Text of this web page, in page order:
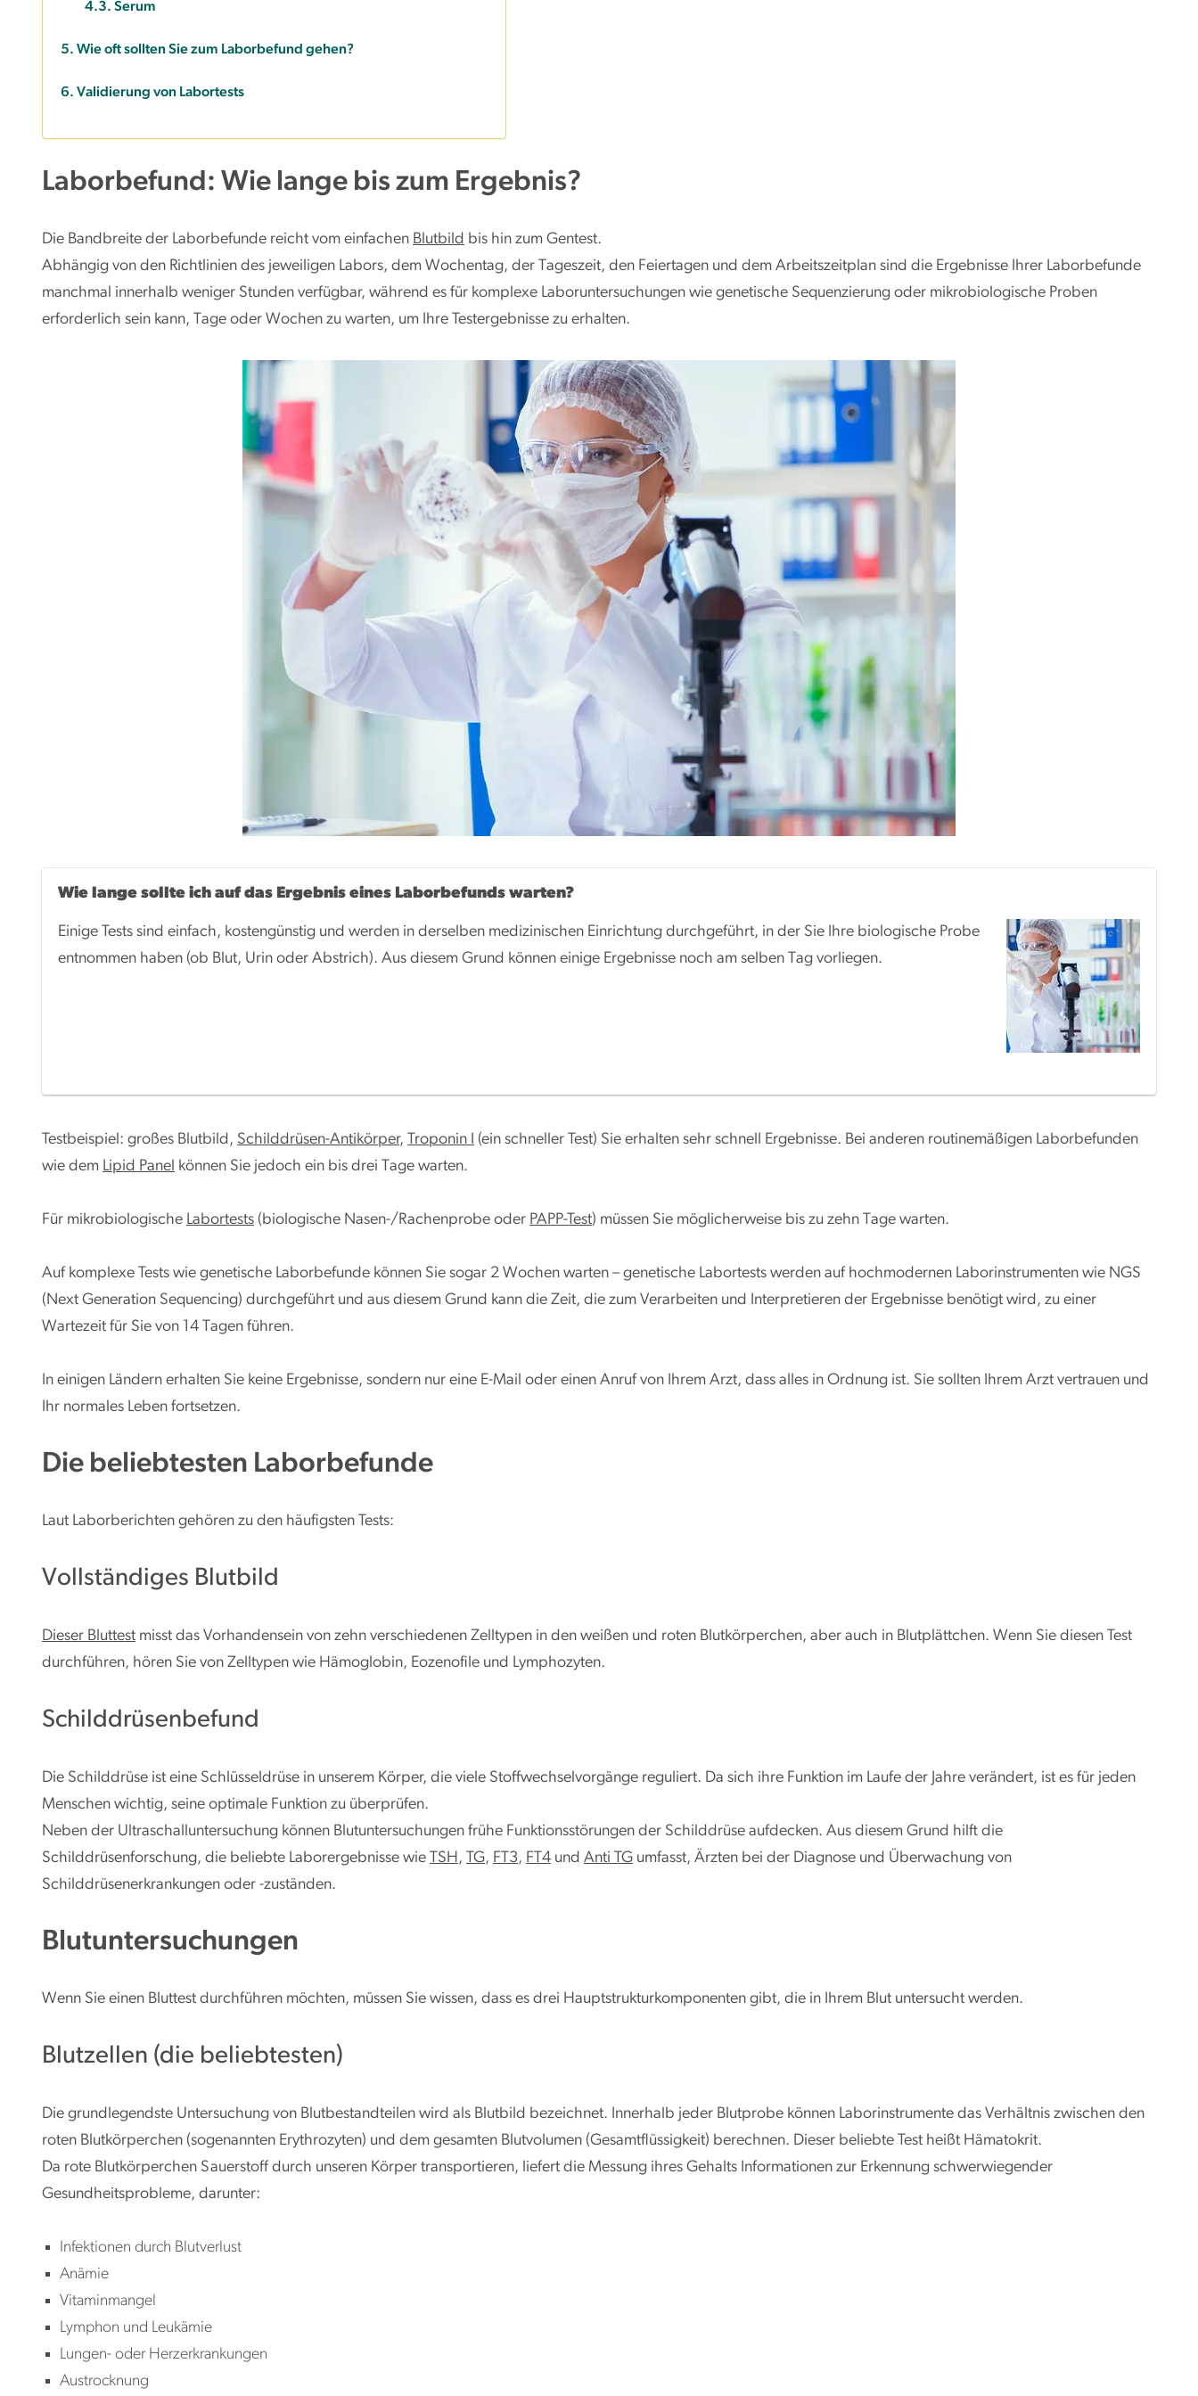
Serum
Wie oft sollten Sie zum Laborbefund gehen?
Validierung von Labortests
Laborbefund: Wie lange bis zum Ergebnis?
Die Bandbreite der Laborbefunde reicht vom einfachen Blutbild bis hin zum Gentest.
Abhängig von den Richtlinien des jeweiligen Labors, dem Wochentag, der Tageszeit, den Feiertagen und dem Arbeitszeitplan sind die Ergebnisse Ihrer Laborbefunde
manchmal innerhalb weniger Stunden verfügbar, während es für komplexe Laboruntersuchungen wie genetische Sequenzierung oder mikrobiologische Proben
erforderlich sein kann, Tage oder Wochen zu warten, um Ihre Testergebnisse zu erhalten.
Wie lange sollte ich auf das Ergebnis eines Laborbefunds warten?
Einige Tests sind einfach, kostengünstig und werden in derselben medizinischen Einrichtung durchgeführt, in der Sie Ihre biologische Probe
entnommen haben (ob Blut, Urin oder Abstrich). Aus diesem Grund können einige Ergebnisse noch am selben Tag vorliegen.
Testbeispiel: großes Blutbild, Schilddrüsen-Antikörper, Troponin I (ein schneller Test) Sie erhalten sehr schnell Ergebnisse. Bei anderen routinemäßigen Laborbefunden
wie dem Lipid Panel können Sie jedoch ein bis drei Tage warten.
Für mikrobiologische Labortests (biologische Nasen-/Rachenprobe oder PAPP-Test) müssen Sie möglicherweise bis zu zehn Tage warten.
Auf komplexe Tests wie genetische Laborbefunde können Sie sogar 2 Wochen warten – genetische Labortests werden auf hochmodernen Laborinstrumenten wie NGS
(Next Generation Sequencing) durchgeführt und aus diesem Grund kann die Zeit, die zum Verarbeiten und Interpretieren der Ergebnisse benötigt wird, zu einer
Wartezeit für Sie von 14 Tagen führen.
In einigen Ländern erhalten Sie keine Ergebnisse, sondern nur eine E-Mail oder einen Anruf von Ihrem Arzt, dass alles in Ordnung ist. Sie sollten Ihrem Arzt vertrauen und
Ihr normales Leben fortsetzen.
Die beliebtesten Laborbefunde
Laut Laborberichten gehören zu den häufigsten Tests:
Vollständiges Blutbild
Dieser Bluttest misst das Vorhandensein von zehn verschiedenen Zelltypen in den weißen und roten Blutkörperchen, aber auch in Blutplättchen. Wenn Sie diesen Test
durchführen, hören Sie von Zelltypen wie Hämoglobin, Eozenofile und Lymphozyten.
Schilddrüsenbefund
Die Schilddrüse ist eine Schlüsseldrüse in unserem Körper, die viele Stoffwechselvorgänge reguliert. Da sich ihre Funktion im Laufe der Jahre verändert, ist es für jeden
Menschen wichtig, seine optimale Funktion zu überprüfen.
Neben der Ultraschalluntersuchung können Blutuntersuchungen frühe Funktionsstörungen der Schilddrüse aufdecken. Aus diesem Grund hilft die
Schilddrüsenforschung, die beliebte Laborergebnisse wie TSH, TG, FT3, FT4 und Anti TG umfasst, Ärzten bei der Diagnose und Überwachung von
Schilddrüsenerkrankungen oder -zuständen.
Blutuntersuchungen
Wenn Sie einen Bluttest durchführen möchten, müssen Sie wissen, dass es drei Hauptstrukturkomponenten gibt, die in Ihrem Blut untersucht werden.
Blutzellen (die beliebtesten)
Die grundlegendste Untersuchung von Blutbestandteilen wird als Blutbild bezeichnet. Innerhalb jeder Blutprobe können Laborinstrumente das Verhältnis zwischen den
roten Blutkörperchen (sogenannten Erythrozyten) und dem gesamten Blutvolumen (Gesamtflüssigkeit) berechnen. Dieser beliebte Test heißt Hämatokrit.
Da rote Blutkörperchen Sauerstoff durch unseren Körper transportieren, liefert die Messung ihres Gehalts Informationen zur Erkennung schwerwiegender
Gesundheitsprobleme, darunter:
Infektionen durch Blutverlust
Anämie
Vitaminmangel
Lymphon und Leukämie
Lungen- oder Herzerkrankungen
Austrocknung